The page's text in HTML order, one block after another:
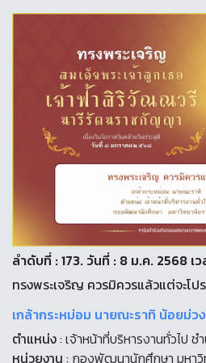
ลำดับที่ : 173. วันที่ : 8 ม.ค. 2568 เว
ทรงพระเจริญ ควรมิควรแล้วแต่จะโป
เกล้ากระหม่อม นายณะราทิ น้อยม่วง
ตำแหน่ง: เจ้าหน้าที่บริหารงานทั่วไป
หน่วยงาน : กองพัฒนานักศึกษา มหา